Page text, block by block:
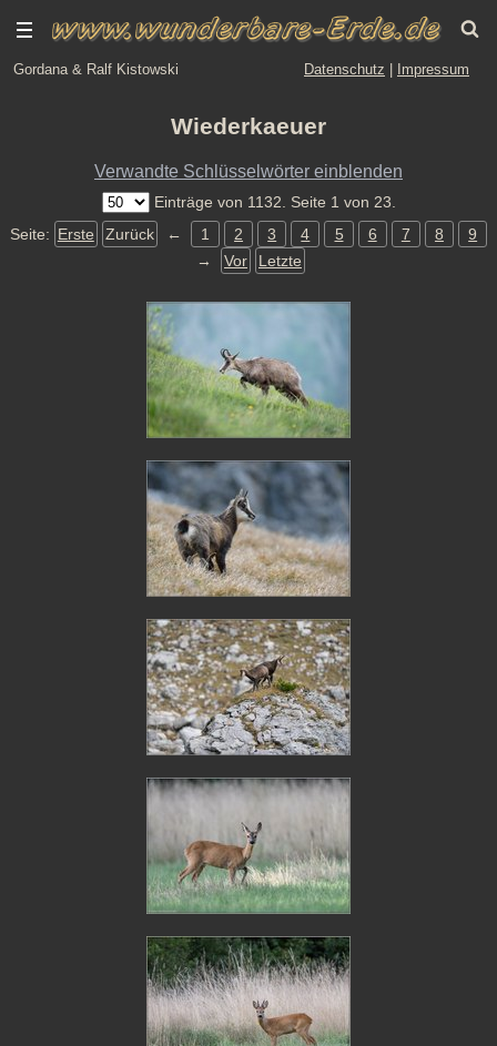
Gordana & Ralf Kistowski Datenschutz Impressum
Wiederkaeuer
Verwandte Schlüsselwörter einblenden
Einträge von 1132. Seite 1 von 23.
Seite: Erste Zurück ← 1 2 3 4 5 6 7 8
9
→
Vor Letzte